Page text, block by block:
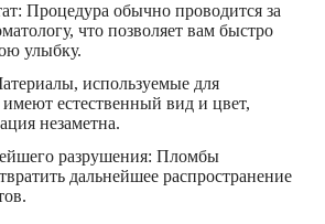
Процедура обычно проводится за
что позволяет вам быстро
улыбку.
используемые для
естественный вид и цвет,
незаметна.
разрушения: Пломбы
дальнейшее распространение